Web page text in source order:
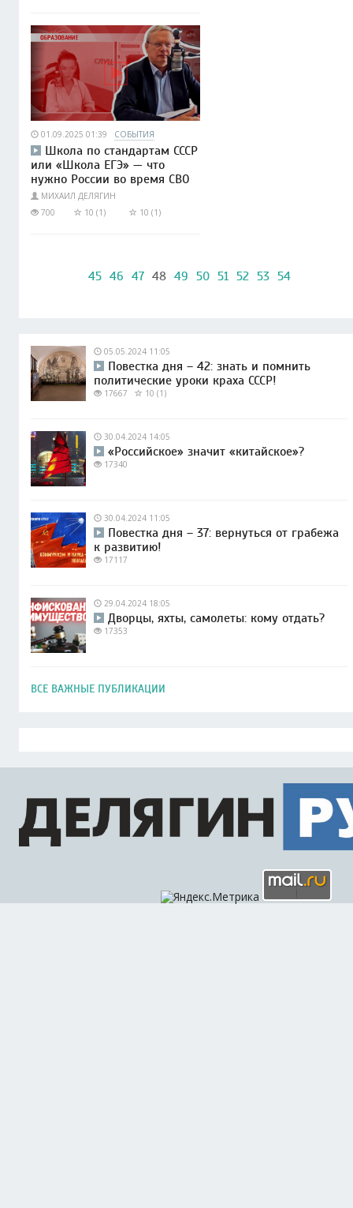
01.09.2025 01:39 СОБЫТИЯ
Школа по стандартам СССР
или «Школа ЕГЭ» — что
нужно России во время СВО
МИХАИЛ ДЕЛЯГИН
700
10 (1) 10 (1)
45 46 47 48 49 50 51 52 53 54
05.05.2024 11:05
Повестка дня – 42: знать и помнить
политические уроки краха СССР!
17667 10 (1)
30.04.2024 14:05
«Российское» значит «китайское»?
17340
30.04.2024 11:05
Повестка дня – 37: вернуться от грабежа
к развитию!
17117
29.04.2024 18:05
Дворцы, яхты, самолеты: кому отдать?
17353
ВСЕ ВАЖНЫЕ ПУБЛИКАЦИИ